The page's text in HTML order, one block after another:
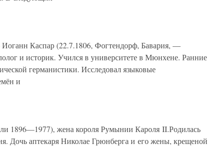
Каспар (22.7.1806, Фогтендорф, Бавария, —
и историк. Учился в университете в Мюнхене. Ранние
германистики. Исследовал языковые
и
1896—1977), жена короля Румынии Кароля II.Родилась
Дочь аптекаря Николае Грюнберга и его жены, крещеной